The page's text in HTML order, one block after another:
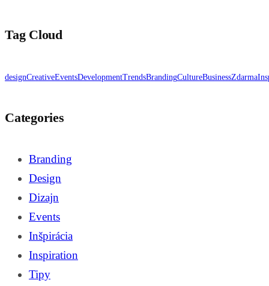
Tag Cloud
designCreativeEventsDevelopmentTrendsBrandingCultureBusinessZdarma
Categories
Branding
Design
Dizajn
Events
Inšpirácia
Inspiration
Tipy